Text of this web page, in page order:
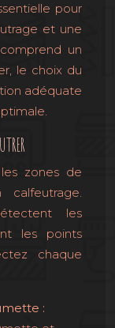
pour
et une
un
le choix du
adéquate
zones de
les
les points
chaque
: